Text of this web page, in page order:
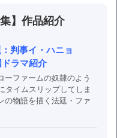
】作品紹介
判事イ・ハニョ
ラマ紹介
ーファームの奴隷のよう
タイムスリップしてしま
の物語を描く法廷・ファ